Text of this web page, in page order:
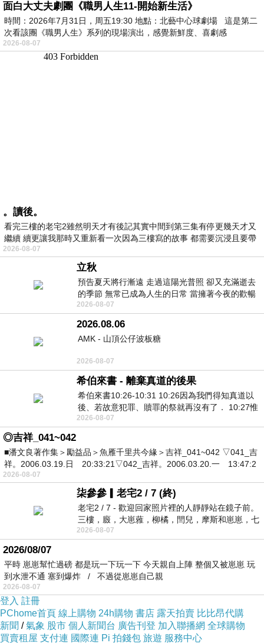
面白大丈夫劇團《職男人生11-開始新生活》
時間：2026年7月31日，周五19:30 地點：北藝中心球劇場 這是第二
次看該團《職男人生》系列的現場演出，感覺新鮮度、喜劇感
2026-08-07
。讀後。
看完三樓的老宅2雖然明天才有後記其實中間到第三集有停更幾天才又
繼續 續更讓我那時又重新看一次因為三樓寫的故事 都需要沉浸且要帶
有
2026-08-07
立秋
預告夏天將行漸遠 走過這陽光普照 卻又充滿逝去
的季節 無常已成為人生的日常 當擁著今夜的歡暢
舒心 轉眼驟成昨日 而明晨 太陽
2026-08-07
2026.08.06
AMK - 山頂公仔波板糖
2026-08-07
希伯來書 - 離棄真道的後果
希伯來書10:26-10:31 10:26因為我們得知真道以
後、若故意犯罪、贖罪的祭就再沒有了． 10:27惟
有戰懼等候審判和那燒滅眾敵人的烈火
2026-08-07
◎吉祥_041~042
■潘文良著作集＞勵益品＞魚雁千里共今緣＞吉祥_041~042 ▽041_吉
祥。2006.03.19.日 20:33:21▽042_吉祥。2006.03.20.一 13:47:2
2026-08-07
柒參參▎老宅2 / 7 (終)
老宅2 / 7 - 歡迎回家照片裡的人靜靜站在鏡子前。
三樓，廄，大崽蕥，柳橘，閆兒，摩斯和崽崽，七
個人整整齊齊地站在鏡框之外，如同
2026-08-07
2026/08/07
平時 崽崽幫忙過磅 都是玩一下玩一下 今天親自上陣 整個又被崽崽 玩
到水泄不通 塞到爆炸 / 不過從崽崽自己親
2026-08-07
登入 註冊
PChome首頁 線上購物 24h購物 書店 露天拍賣 比比昂代購
新聞 /氣象 股市 個人新聞台 廣告刊登 加入聯播網 全球購物
買賣租屋 支付連 國際連 Pi 拍錢包 旅遊 服務中心